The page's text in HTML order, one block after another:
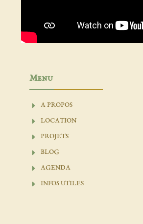
Menu
A PROPOS
LOCATION
PROJETS
BLOG
AGENDA
INFOS UTILES